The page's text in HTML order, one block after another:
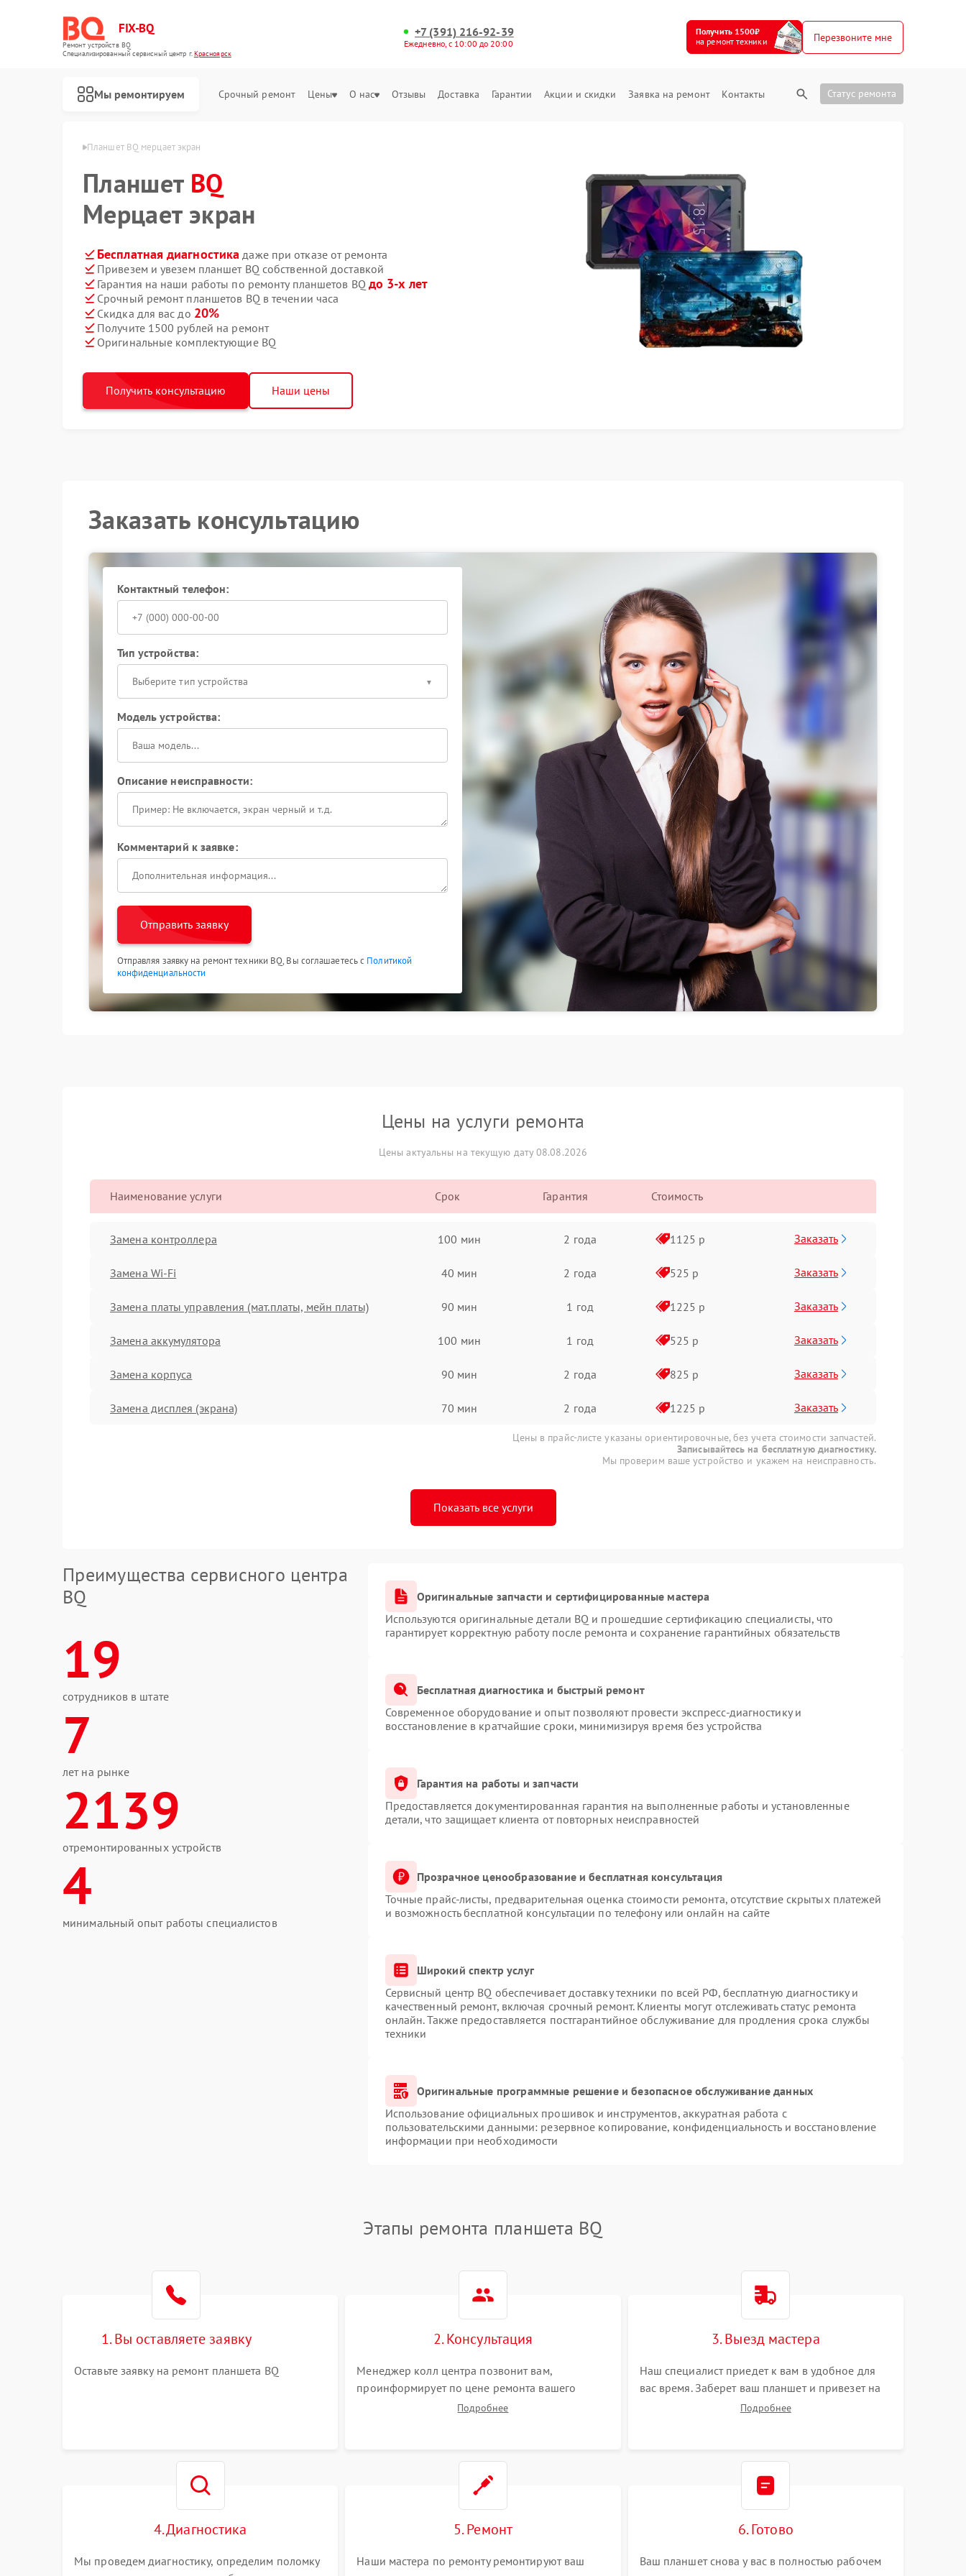
FIX-BQ
Ремонт устройств BQ
Специализированный cервисный центр г.Красноярск
+7 (391) 216-92-39
Ежедневно, с 10:00 до 20:00
Получить 1500₽
на ремонт техники
Перезвоните мне
Мы ремонтируем Срочный ремонт Цены О нас Отзывы Доставка Гарантии Акции и скидки Заявка на ремонт Контакты Статус ремонта
BQ в Красноярске Планшет BQ мерцает экран
Планшет BQ
Мерцает экран
Бесплатная диагностика даже при отказе от ремонта
Привезем и увезем планшет BQ собственной доставкой
Гарантия на наши работы по ремонту планшетов BQ до 3-х лет
Срочный ремонт планшетов BQ в течении часа
Скидка для вас до 20%
Получите 1500 рублей на ремонт
Оригинальные комплектующие BQ
Получить консультацию Наши цены
Заказать консультацию
Контактный телефон:
Тип устройства:
Выберите тип устройства
Модель устройства:
Описание неисправности:
Комментарий к заявке:
Отправить заявку
Отправляя заявку на ремонт техники BQ, Вы соглашаетесь с Политикой
конфиденциальности
Цены на услуги ремонта
Цены актуальны на текущую дату 08.08.2026
Наименование услуги Срок Гарантия Стоимость
Замена контроллера 100 мин 2 года 1125 р Заказать
Замена Wi-Fi 40 мин 2 года 525 р Заказать
Замена платы управления (мат.платы, мейн платы) 90 мин 1 год 1225 р Заказать
Замена аккумулятора 100 мин 1 год 525 р Заказать
Замена корпуса 90 мин 2 года 825 р Заказать
Замена дисплея (экрана) 70 мин 2 года 1225 р Заказать
Цены в прайс-листе указаны ориентировочные, без учета стоимости запчастей.
Записывайтесь на бесплатную диагностику.
Мы проверим ваше устройство и укажем на неисправность.
Показать все услуги
Преимущества сервисного центра
BQ
19
сотрудников в штате
7
лет на рынке
2139
отремонтированных устройств
4
минимальный опыт работы специалистов
Оригинальные запчасти и сертифицированные мастера
Используются оригинальные детали BQ и прошедшие сертификацию специалисты, что
гарантирует корректную работу после ремонта и сохранение гарантийных обязательств
Бесплатная диагностика и быстрый ремонт
Современное оборудование и опыт позволяют провести экспресс-диагностику и
восстановление в кратчайшие сроки, минимизируя время без устройства
Гарантия на работы и запчасти
Предоставляется документированная гарантия на выполненные работы и установленные
детали, что защищает клиента от повторных неисправностей
Прозрачное ценообразование и бесплатная консультация
Точные прайс-листы, предварительная оценка стоимости ремонта, отсутствие скрытых платежей
и возможность бесплатной консультации по телефону или онлайн на сайте
Широкий спектр услуг
Сервисный центр BQ обеспечивает доставку техники по всей РФ, бесплатную диагностику и
качественный ремонт, включая срочный ремонт. Клиенты могут отслеживать статус ремонта
онлайн. Также предоставляется постгарантийное обслуживание для продления срока службы
техники
Оригинальные программные решение и безопасное обслуживание данных
Использование официальных прошивок и инструментов, аккуратная работа с
пользовательскими данными: резервное копирование, конфиденциальность и восстановление
информации при необходимости
Этапы ремонта планшета BQ
1. Вы оставляете заявку
Оставьте заявку на ремонт планшета BQ
2. Консультация
Менеджер колл центра позвонит вам,
проинформирует по цене ремонта вашего
планшета а также ответит на все ваши вопросы.
Подробнее
3. Выезд мастера
Наш специалист приедет к вам в удобное для
вас время. Заберет ваш планшет и привезет на
склад для диагностики.Подробнее
4. Диагностика
Мы проведем диагностику, определим поломку
5. Ремонт
Наши мастера по ремонту ремонтируют ваш
6. Готово
Ваш планшет снова у вас в полностью рабочем